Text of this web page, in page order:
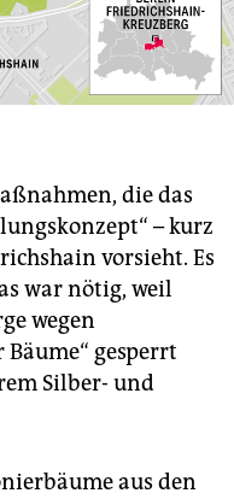
die das
– kurz
vorsieht. Es
war nötig, weil
wegen
gesperrt
Silber- und
aus den